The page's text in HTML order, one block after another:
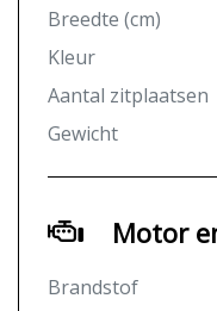
Breedte (cm)
Kleur
Aantal zitplaatsen
Gewicht
Motor
Brandstof